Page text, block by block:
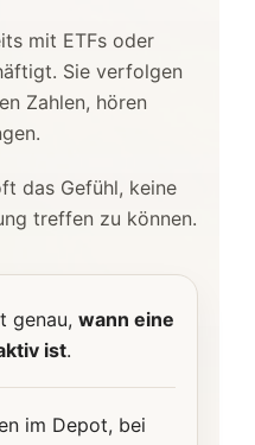
mit ETFs oder
Sie verfolgen
Zahlen, hören
das Gefühl, keine
treffen zu können.
genau, wann eine
ist.
im Depot, bei